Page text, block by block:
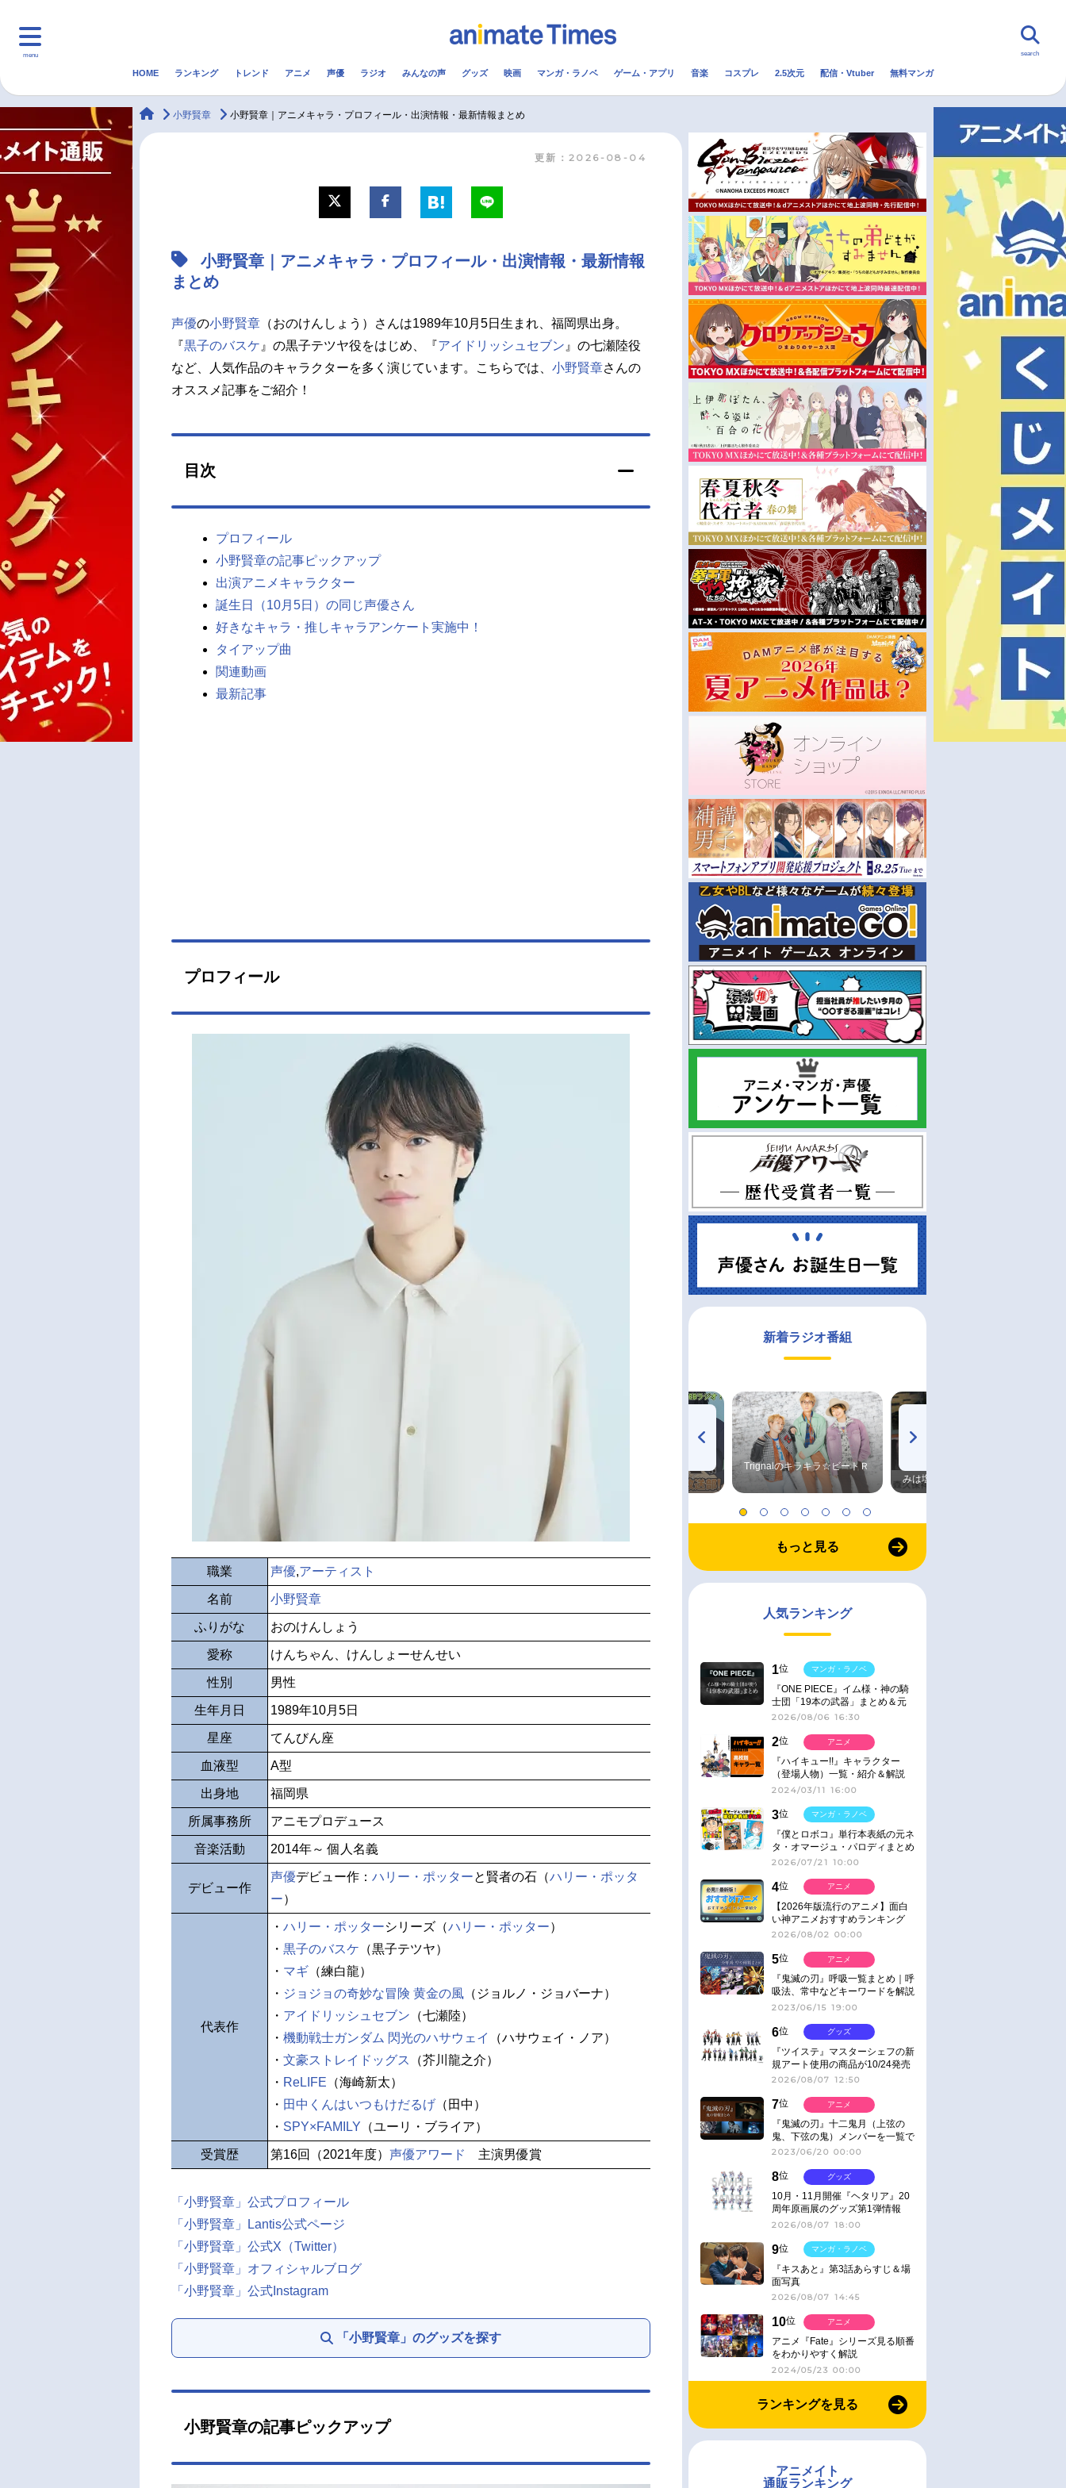
menu
マンガ・ラノベ 2.5次元 配信・Vtuber トレンド 無料マンガ
声優記事一覧
アニメ映画一覧
男性声優/女性声優一覧
今期アニメ曜日別一覧
夏アニメ
秋アニメ
冬アニメ
search
HOME ランキング トレンド アニメ 声優 ラジオ みんなの声 グッズ 映画 マンガ・ラノベ ゲーム・アプリ 音楽 コスプレ 2.5次元 配信・Vtuber 無料マンガ
animateTimes
小野賢章 小野賢章｜アニメキャラ・プロフィール・出演情報・最新情報まとめ
更新：2026-08-04
小野賢章｜アニメキャラ・プロフィール・出演情報・最新情報
まとめ
声優の小野賢章 （おのけんしょう）さんは1989年10月5日生まれ、福岡県出身。
『黒子のバスケ 』の黒子テツヤ役をはじめ、『アイドリッシュセブン 』の七瀬陸役
など、人気作品のキャラクターを多く演じています。こちらでは、 小野賢章さんの
オススメ記事をご紹介！
目次
プロフィール
小野賢章の記事ピックアップ
出演アニメキャラクター
誕生日（10月5日）の同じ声優さん
好きなキャラ・推しキャラアンケート実施中！
タイアップ曲
関連動画
最新記事
プロフィール
職業 声優,アーティスト
名前 小野賢章
ふりがな おのけんしょう
愛称 けんちゃん、けんしょーせんせい
性別 男性
生年月日 1989年10月5日
星座 てんびん座
血液型 A型
出身地 福岡県
所属事務所 アニモプロデュース
音楽活動 2014年～ 個人名義
デビュー作
声優デビュー作： ハリー・ポッターと賢者の石（ハリー・ポッタ
ー）
代表作
・ ハリー・ポッターシリーズ（ハリー・ポッター）
・ 黒子のバスケ （黒子テツヤ）
・ マギ （練白龍）
・ ジョジョの奇妙な冒険 黄金の風 （ジョルノ・ジョバーナ）
・ アイドリッシュセブン （七瀬陸）
・ 機動戦士ガンダム 閃光のハサウェイ
（ハサウェイ・ノア）
・ 文豪ストレイドッグス
（芥川龍之介）
・ ReLIFE （海崎新太）
・ 田中くんはいつもけだるげ （田中）
・ SPY×FAMILY （ユーリ・ブライア）
受賞歴 第16回（2021年度） 声優アワード 主演男優賞
「小野賢章」公式プロフィール
「小野賢章」Lantis公式ページ
「小野賢章」公式X（Twitter）
「小野賢章」オフィシャルブログ
「小野賢章」公式Instagram
「小野賢章」のグッズを探す
小野賢章の記事ピックアップ
新着ラジオ番組
Trignalのキラキラ☆ビートＲ
みは塩だけ
もっと見る
人気ランキング
1位
『ONE PIECE』イム様・神の騎
士団「19本の武器」まとめ＆元
ネタ
2026/08/06 16:30
マンガ・ラノベ
2位
『ハイキュー!!』キャラクター
（登場人物）一覧・紹介＆解説
2024/03/11 16:00
アニメ
3位
『僕とロボコ』単行本表紙の元ネ
タ・オマージュ・パロディまとめ
2026/07/21 10:00
マンガ・ラノベ
4位
【2026年版流行のアニメ】面白
い神アニメおすすめランキング
【名作・話題作】｜ジャンル別人
2026/08/02 00:00
アニメ
5位
『鬼滅の刃』呼吸一覧まとめ｜呼
吸法、常中などキーワードを解説
2023/06/15 19:00
アニメ
6位
『ツイステ』マスターシェフの新
規アート使用の商品が10/24発売
2026/08/07 12:50
グッズ
7位
『鬼滅の刃』十二鬼月（上弦の
鬼、下弦の鬼）メンバーを一覧で
紹介＆解説（登場鬼の情報まと
2023/06/20 00:00
アニメ
8位
10月・11月開催『ヘタリア』20
周年原画展のグッズ第1弾情報
2026/08/07 18:00
グッズ
9位
『キスあと』第3話あらすじ＆場
面写真
2026/08/07 14:45
マンガ・ラノベ
10位
アニメ『Fate』シリーズ見る順番
をわかりやすく解説
2024/05/23 00:00
アニメ
ランキングを見る
アニメイト
通販ランキング